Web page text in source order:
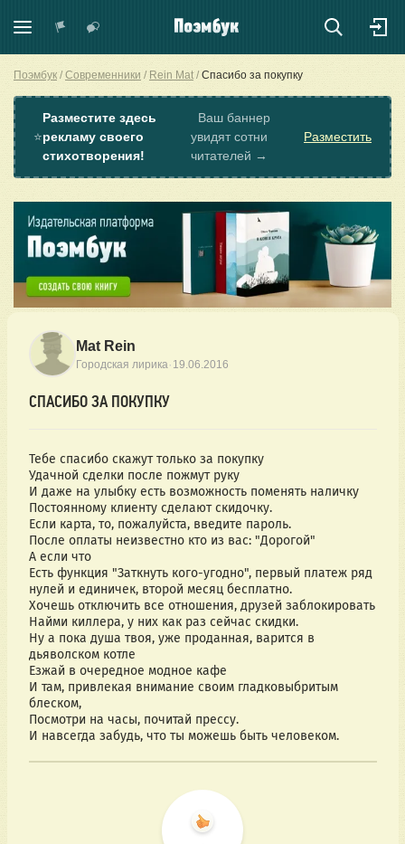
Поэмбук Современники Rein Mat Спасибо за покупку
⭐
Разместите здесь
рекламу своего
стихотворения!
Ваш баннер
увидят сотни
читателей →
Разместить
Mat Rein
Городская лирика· 19.06.2016
СПАСИБО ЗА ПОКУПКУ
Тебе спасибо скажут только за покупку
Удачной сделки после пожмут руку
И даже на улыбку есть возможность поменять наличку
Постоянному клиенту сделают скидочку.
Если карта, то, пожалуйста, введите пароль.
После оплаты неизвестно кто из вас: "Дорогой"
А если что
Есть функция "Заткнуть кого-угодно", первый платеж ряд
нулей и единичек, второй месяц бесплатно.
Хочешь отключить все отношения, друзей заблокировать
Найми киллера, у них как раз сейчас скидки.
Ну а пока душа твоя, уже проданная, варится в
дьяволском котле
Езжай в очередное модное кафе
И там, привлекая внимание своим гладковыбритым
блеском,
Посмотри на часы, почитай прессу.
И навсегда забудь, что ты можешь быть человеком.